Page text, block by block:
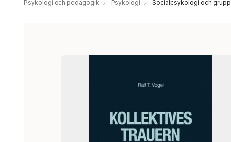
Psykologi och pedagogik Psykologi Socialpsykologi och